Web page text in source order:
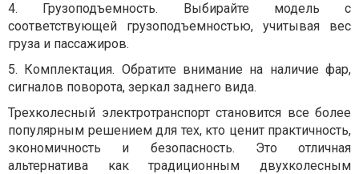
4. Грузоподъемность. Выбирайте модель с
соответствующей грузоподъемностью, учитывая вес
груза и пассажиров.
5. Комплектация. Обратите внимание на наличие фар,
сигналов поворота, зеркал заднего вида.
Трехколесный электротранспорт становится все более
популярным решением для тех, кто ценит практичность,
экономичность и безопасность. Это отличная
альтернатива как традиционным двухколесным